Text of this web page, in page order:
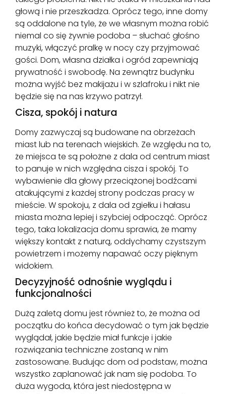
głową i nie przeszkadza. Oprócz tego, inne domy
są oddalone na tyle, że we własnym można robić
niemal co się żywnie podoba – słuchać głośno
muzyki, włączyć pralkę w nocy czy przyjmować
gości. Dom, własna działka i ogród zapewniają
prywatność i swobodę. Na zewnątrz budynku
można wyjść bez makijażu i w szlafroku i nikt nie
będzie się na nas krzywo patrzył.
Cisza, spokój i natura
Domy zazwyczaj są budowane na obrzeżach
miast lub na terenach wiejskich. Ze względu na to,
że miejsca te są położne z dala od centrum miast
to panuje w nich względna cisza i spokój. To
wybawienie dla głowy przeciążonej bodźcami
atakującymi z każdej strony podczas pracy w
mieście. W spokoju, z dala od zgiełku i hałasu
miasta można lepiej i szybciej odpocząć. Oprócz
tego, taka lokalizacja domu sprawia, że mamy
większy kontakt z naturą, oddychamy czystszym
powietrzem i możemy napawać oczy pięknym
widokiem.
Decyzyjność odnośnie wyglądu i
funkcjonalności
Dużą zaletą domu jest również to, że można od
początku do końca decydować o tym jak będzie
wyglądał, jakie będzie miał funkcje i jakie
rozwiązania techniczne zostaną w nim
zastosowane. Budując dom od podstaw, można
wszystko zaplanować jak nam się podoba. To
duża wygoda, która jest niedostępna w